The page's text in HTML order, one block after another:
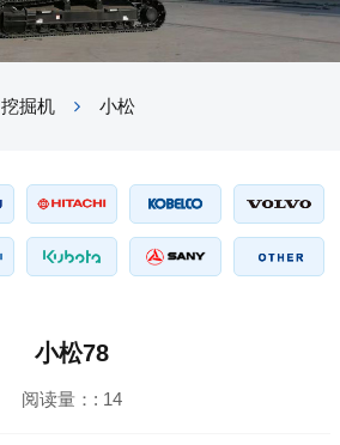
挖掘机 小松
小松78
阅读量：: 14